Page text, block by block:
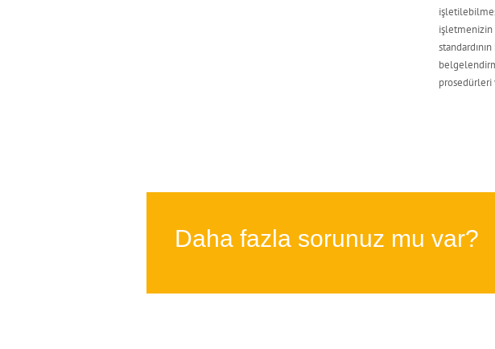
işletmenizin
prosedürleri
Daha fazla sorunuz mu var?